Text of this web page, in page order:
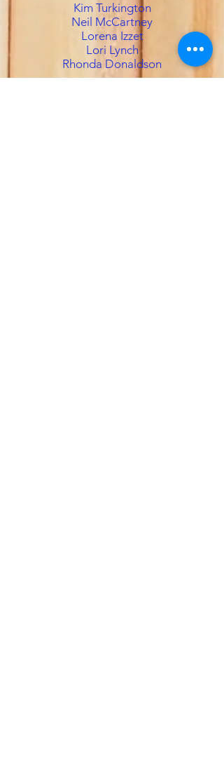
Kim Turkington
Neil McCartney
Lorena Izzet
Lori Lynch
Rhonda Donaldson